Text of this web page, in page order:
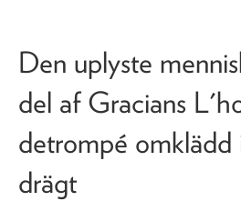
Den uplyste
del af Gracians
detrompé omklädd
drägt